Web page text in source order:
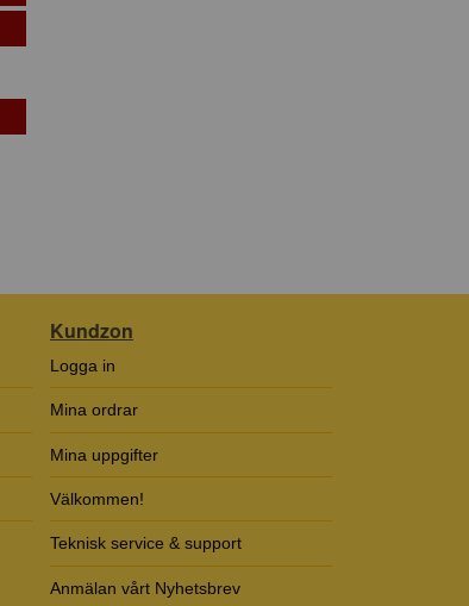
Kundzon
Logga in
Mina ordrar
Mina uppgifter
Välkommen!
Teknisk service & support
Anmälan vårt Nyhetsbrev